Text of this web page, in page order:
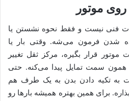
موتور
فنی نیست و فقط نحوه نشستن یا
شدن فرمون می‌شه. وقتی بار یا
قرار بگیره، مرکز ثقل تغییر
همون سمت تمایل پیدا می‌کنه. حتی
به تکیه دادن بدن به یک طرف هم
برای همین بهتره همیشه بارها رو